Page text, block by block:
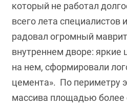
который не работал
всего лета специалистов
радовал огромный
внутреннем дворе:
на нем, сформировали
цемента». По периметру
массива площадью более